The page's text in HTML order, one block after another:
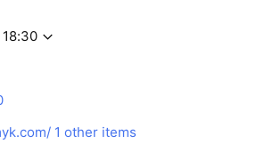
1 other items